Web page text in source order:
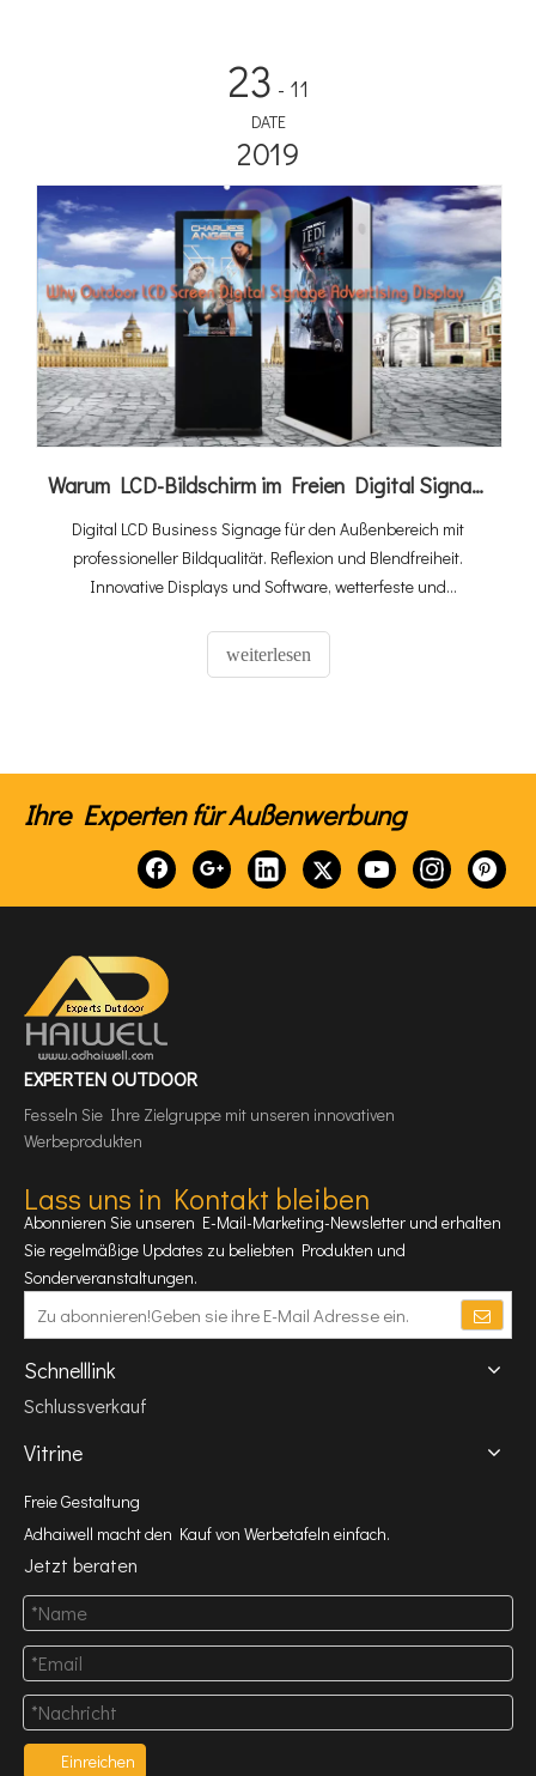
verwendet.
23 - 11
DATE
2019
Warum LCD-Bildschirm im Freien Digital Signage Advertising Display
Digital LCD Business Signage für den Außenbereich mit
professioneller Bildqualität. Reflexion und Blendfreiheit.
Innovative Displays und Software, wetterfeste und
um die Uhr. Maximale Sichtbarkeit.
weiterlesen
Ihre Experten für Außenwerbung
EXPERTEN OUTDOOR
Fesseln Sie Ihre Zielgruppe mit unseren innovativen
Werbeprodukten
Lass uns in Kontakt bleiben
Abonnieren Sie unseren E-Mail-Marketing-Newsletter und erhalten
Sie regelmäßige Updates zu beliebten Produkten und
Sonderveranstaltungen.
Schnelllink
Schlussverkauf
Vitrine
Freie Gestaltung
Adhaiwell macht den Kauf von Werbetafeln einfach.
Jetzt beraten
Einreichen